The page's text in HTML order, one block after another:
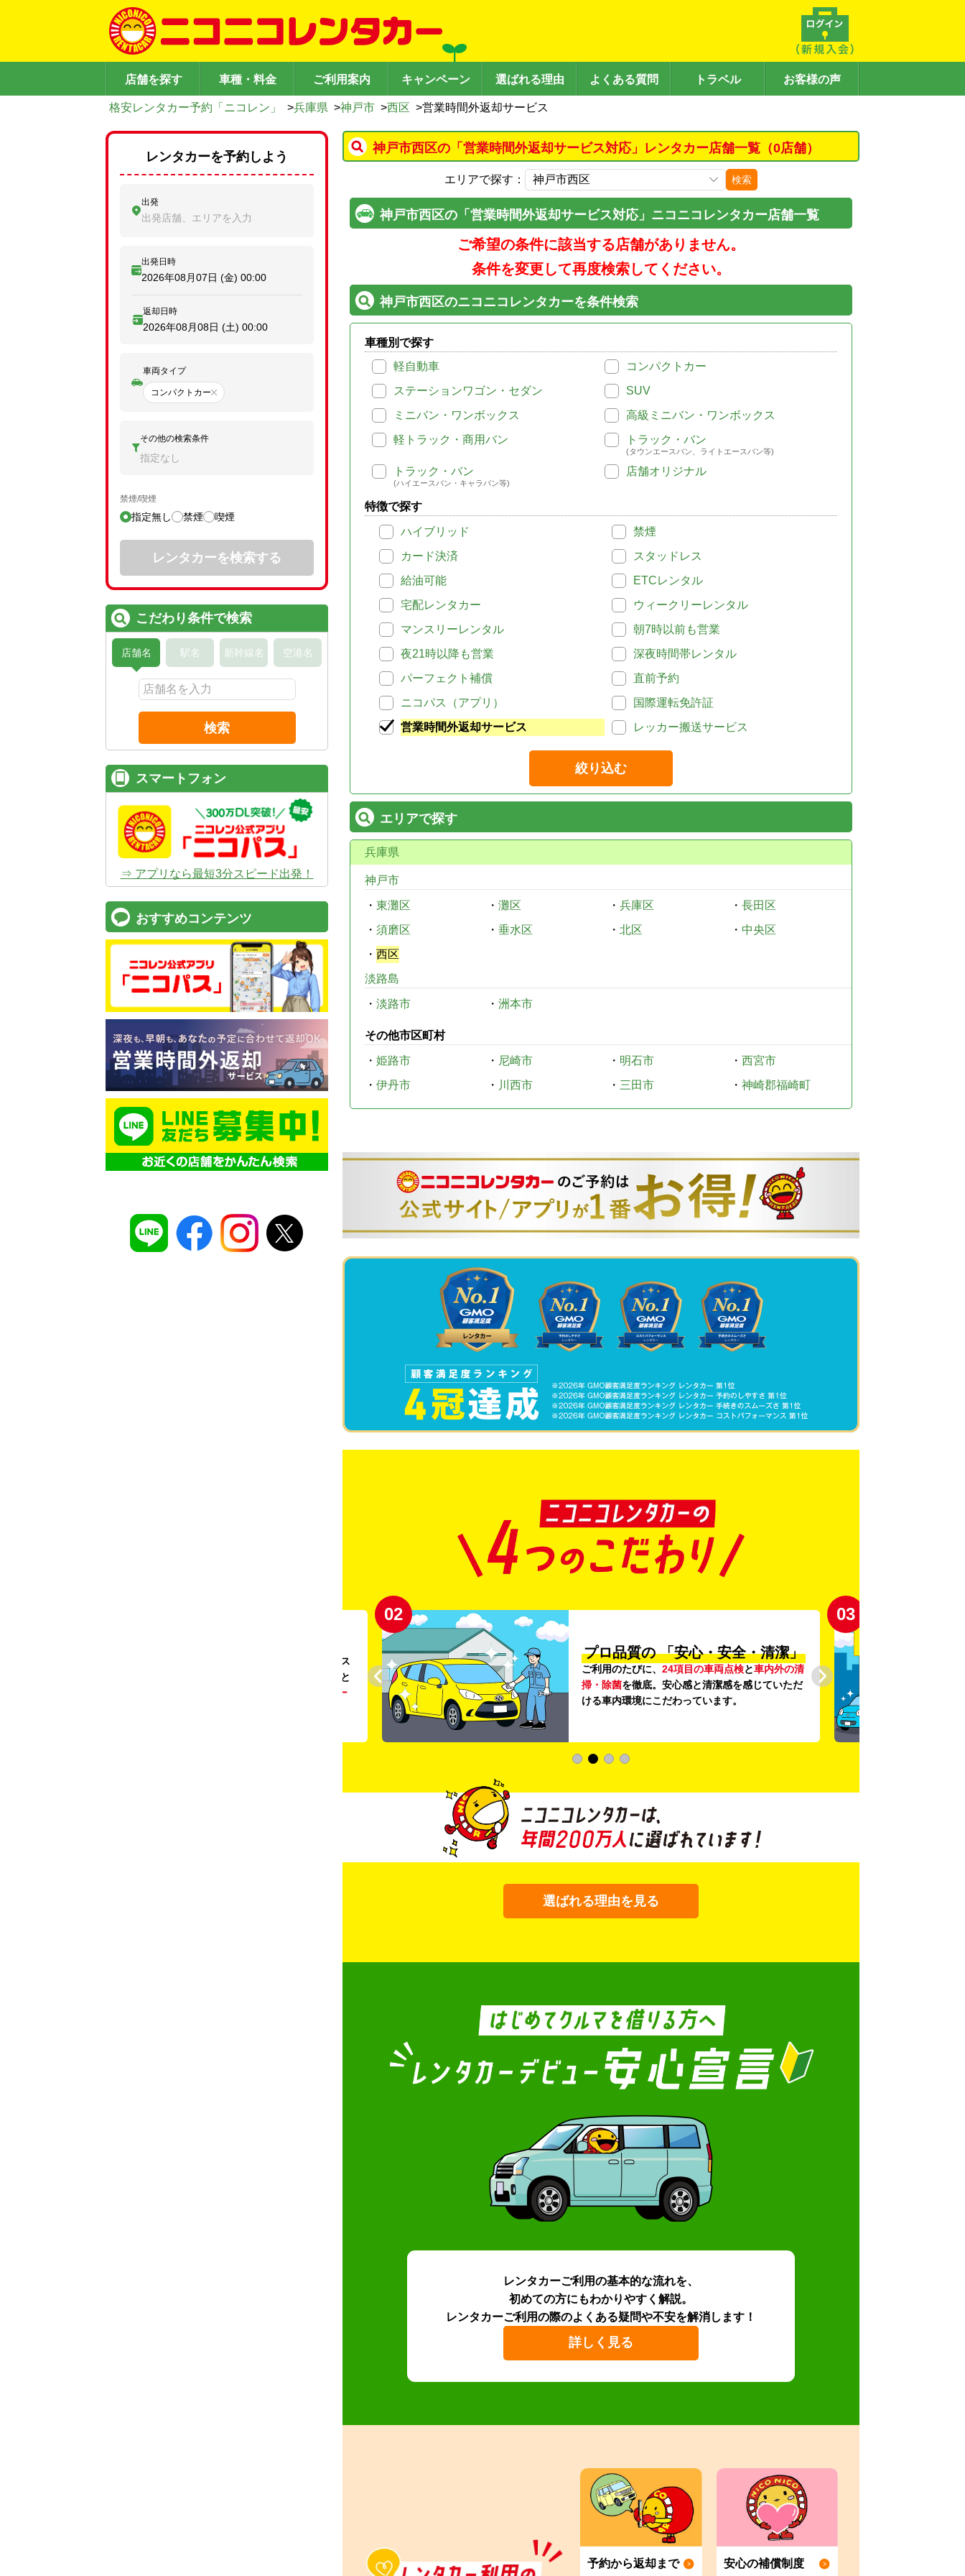
店舗を探す 車種・料金 ご利用案内 キャンペーン 選ばれる理由 よくある質問 トラベル お客様の声
格安レンタカー予約「ニコレン」 >兵庫県 >神戸市 >西区 >営業時間外返却サービス
神戸市西区の「営業時間外返却サービス対応」レンタカー店舗一覧（0店舗）
エリアで探す： 検索
神戸市西区の「営業時間外返却サービス対応」ニコニコレンタカー店舗一覧
ご希望の条件に該当する店舗がありません。
条件を変更して再度検索してください。
神戸市西区のニコニコレンタカーを条件検索
車種別で探す
軽自動車
コンパクトカー
ステーションワゴン・セダン
SUV
ミニバン・ワンボックス
高級ミニバン・ワンボックス
軽トラック・商用バン
トラック・バン
(タウンエースバン、ライトエースバン等)
トラック・バン
(ハイエースバン・キャラバン等)
店舗オリジナル
特徴で探す
ハイブリッド
禁煙
カード決済
スタッドレス
給油可能
ETCレンタル
宅配レンタカー
ウィークリーレンタル
マンスリーレンタル
朝7時以前も営業
夜21時以降も営業
深夜時間帯レンタル
パーフェクト補償
直前予約
ニコパス（アプリ）
国際運転免許証
営業時間外返却サービス
レッカー搬送サービス
絞り込む
エリアで探す
兵庫県
神戸市
・ 東灘区 ・ 灘区 ・ 兵庫区 ・ 長田区
・ 須磨区 ・ 垂水区 ・ 北区 ・ 中央区
・ 西区
淡路島
・ 淡路市 ・ 洲本市
その他市区町村
・ 姫路市 ・ 尼崎市 ・ 明石市 ・ 西宮市
・ 伊丹市 ・ 川西市 ・ 三田市 ・ 神崎郡福崎町
。ガソリンス
タンドや整備工場の既存インフラを活用すること
リー
02
プロ品質の 「安心・安全・清潔」
ご利用のたびに、 24項目の車両点検と車内外の清
掃・除菌を徹底。安心感と清潔感を感じていただ
ける車内環境にこだわっています。
03
選ばれる理由を見る
レンタカーご利用の基本的な流れを、
初めての方にもわかりやすく解説。
レンタカーご利用の際のよくある疑問や不安を解消します！
詳しく見る
予約から返却まで 安心の補償制度
レンタカーを予約しよう
出発
出発店舗、エリアを入力
出発日時
2026年08月07日 (金) 00:00
返却日時
2026年08月08日 (土) 00:00
車両タイプ
コンパクトカー
その他の検索条件
指定なし
禁煙/喫煙
指定無し 禁煙 喫煙
レンタカーを検索する
こだわり条件で検索
店舗名 駅名 新幹線名 空港名
検索
スマートフォン
⇒ アプリなら最短3分スピード出発！
おすすめコンテンツ